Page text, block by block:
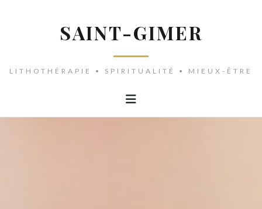
SAINT-GIMER
LITHOTHÉRAPIE • SPIRITUALITÉ • MIEUX-ÊTRE